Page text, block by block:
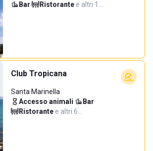
Bar· Ristorante·e altri 1…
Club Tropicana
Santa Marinella
Accesso animali· Bar·
Ristorante·e altri 6…